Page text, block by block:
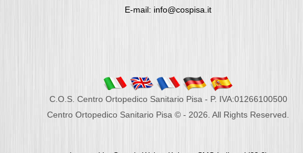
E-mail: info@cospisa.it
C.O.S. Centro Ortopedico Sanitario Pisa - P. IVA:01266100500
Centro Ortopedico Sanitario Pisa © - 2026. All Rights Reserved.